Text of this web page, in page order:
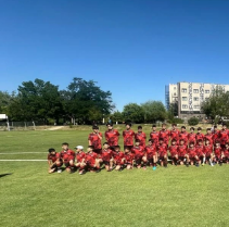
Yaşam
VEFATLAR